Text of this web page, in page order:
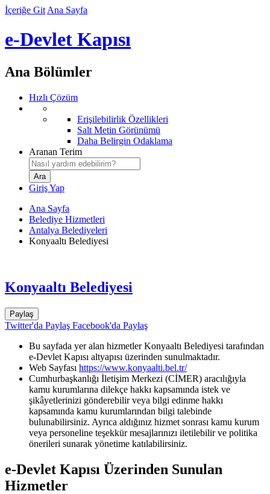
İçeriğe Git Ana Sayfa
e-Devlet Kapısı
Ana Bölümler
Hızlı Çözüm
Erişilebilirlik Özellikleri
Salt Metin Görünümü
Daha Belirgin Odaklama
Aranan Terim
Giriş Yap
Ana Sayfa
Belediye Hizmetleri
Antalya Belediyeleri
Konyaaltı Belediyesi
Konyaaltı Belediyesi
Paylaş
Twitter'da Paylaş Facebook'da Paylaş
Bu sayfada yer alan hizmetler Konyaaltı Belediyesi tarafından
e-Devlet Kapısı altyapısı üzerinden sunulmaktadır.
Web Sayfası https://www.konyaalti.bel.tr/
Cumhurbaşkanlığı İletişim Merkezi (CİMER) aracılığıyla
kamu kurumlarına dilekçe hakkı kapsamında istek ve
şikâyetlerinizi gönderebilir veya bilgi edinme hakkı
kapsamında kamu kurumlarından bilgi talebinde
bulunabilirsiniz. Ayrıca aldığınız hizmet sonrası kamu kurum
veya personeline teşekkür mesajlarınızı iletilebilir ve politika
önerileri sunarak yönetime katılabilirsiniz.
e-Devlet Kapısı Üzerinden Sunulan
Hizmetler